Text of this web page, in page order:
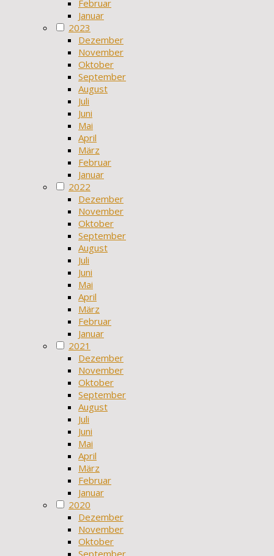
Februar
Januar
2023
Dezember
November
Oktober
September
August
Juli
Juni
Mai
April
März
Februar
Januar
2022
Dezember
November
Oktober
September
August
Juli
Juni
Mai
April
März
Februar
Januar
2021
Dezember
November
Oktober
September
August
Juli
Juni
Mai
April
März
Februar
Januar
2020
Dezember
November
Oktober